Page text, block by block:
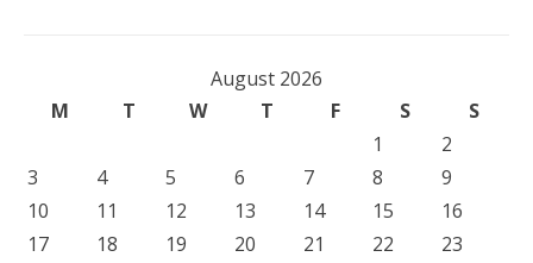
August 2026
M
T W T F S
S
1
2
3
4 5 6 7 8
9
10
11 12 13 14 15
16
17
18 19 20 21 22
23